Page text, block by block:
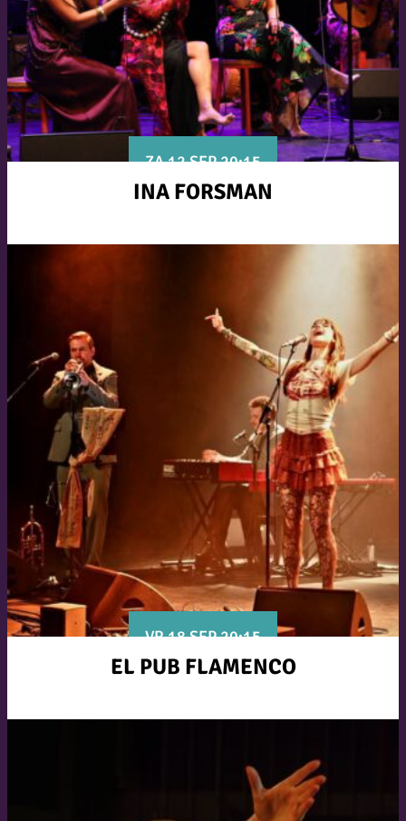
ZA 12 SEP 20:15
INA FORSMAN
VR 18 SEP 20:15
EL PUB FLAMENCO